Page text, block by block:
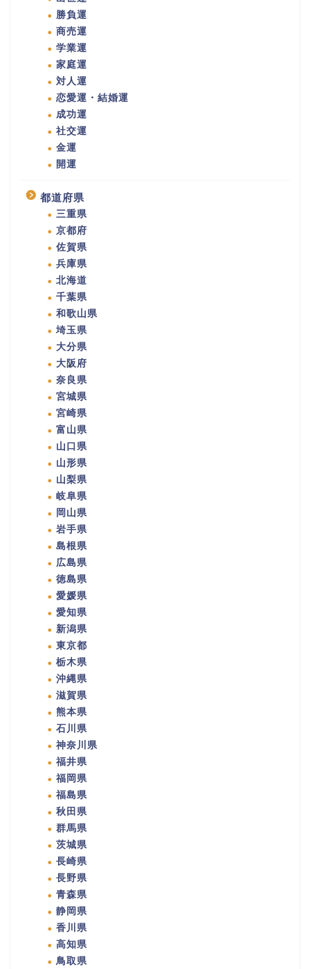
勝負運
商売運
学業運
家庭運
対人運
恋愛運・結婚運
成功運
社交運
金運
開運
都道府県
三重県
京都府
佐賀県
兵庫県
北海道
千葉県
和歌山県
埼玉県
大分県
大阪府
奈良県
宮城県
宮崎県
富山県
山口県
山形県
山梨県
岐阜県
岡山県
岩手県
島根県
広島県
徳島県
愛媛県
愛知県
新潟県
東京都
栃木県
沖縄県
滋賀県
熊本県
石川県
神奈川県
福井県
福岡県
福島県
秋田県
群馬県
茨城県
長崎県
長野県
青森県
静岡県
香川県
高知県
鳥取県